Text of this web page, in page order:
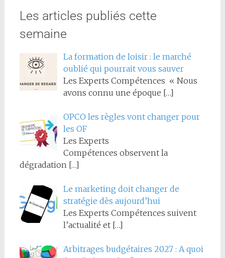
Les articles publiés cette
semaine
La formation de loisir : le marché
oublié qui pourrait vous sauver
Les Experts Compétences « Nous
avons connu une époque […]
OPCO les règles vont changer pour
les OF
Les Experts
Compétences observent la
dégradation […]
Le marketing doit changer de
stratégie dès aujourd’hui
Les Experts Compétences suivent
l’actualité et […]
Arbitrages budgétaires 2027 : A quoi